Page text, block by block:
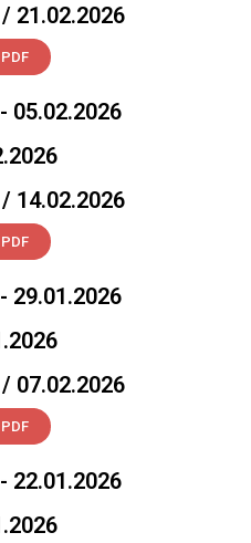
21.02.2026
05.02.2026
14.02.2026
29.01.2026
07.02.2026
22.01.2026